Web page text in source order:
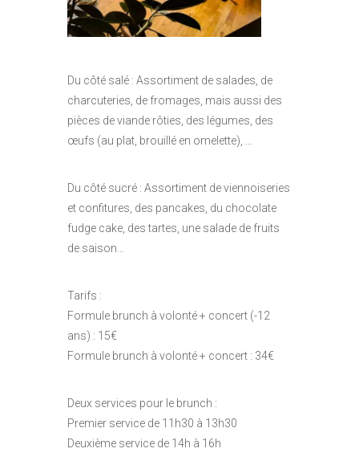
Du côté salé : Assortiment de salades, de
charcuteries, de fromages, mais aussi des
pièces de viande rôties, des légumes, des
œufs (au plat, brouillé en omelette), …
Du côté sucré : Assortiment de viennoiseries
et confitures, des pancakes, du chocolate
fudge cake, des tartes, une salade de fruits
de saison…
Tarifs :
Formule brunch à volonté + concert (-12
ans) : 15€
Formule brunch à volonté + concert : 34€
Deux services pour le brunch :
Premier service de 11h30 à 13h30
Deuxième service de 14h à 16h